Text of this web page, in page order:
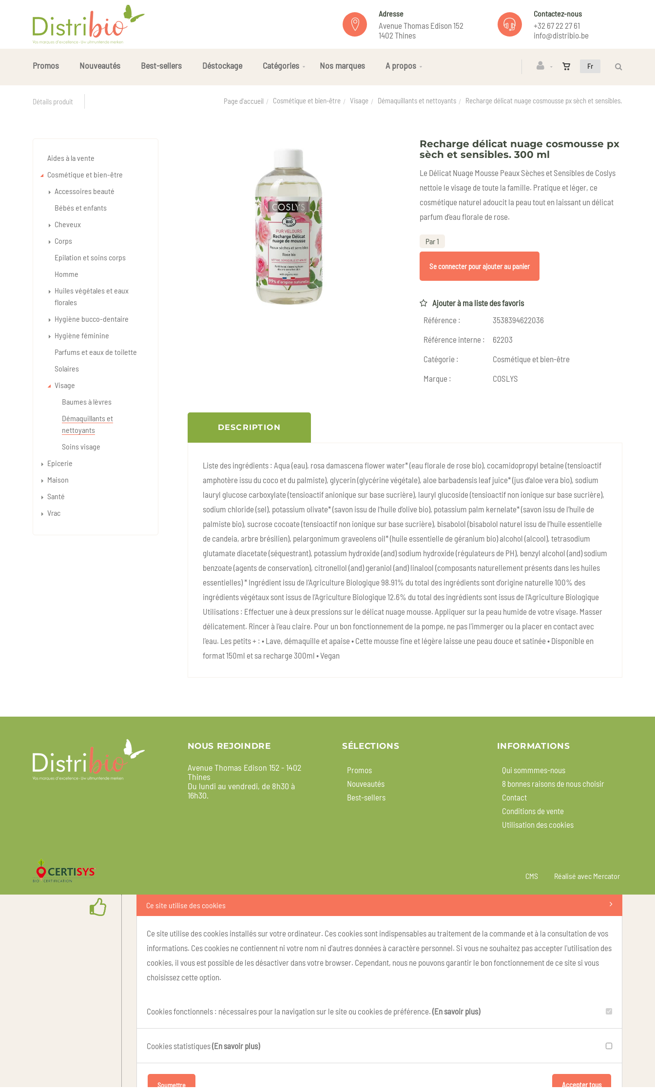
Adresse
Avenue Thomas Edison 152
1402 Thines
Contactez-nous
+32 67 22 27 61
info@distribio.be
Fr
Promos Nouveautés Best-sellers Déstockage Catégories Nos marques A propos
Détails produit Page d'accueil Cosmétique et bien-être Visage Démaquillants et nettoyants Recharge délicat nuage cosmousse px sèch et sensibles.
Recharge délicat nuage cosmousse px
sèch et sensibles. 300 ml
Le Délicat Nuage Mousse Peaux Sèches et Sensibles de Coslys
nettoie le visage de toute la famille. Pratique et léger, ce
cosmétique naturel adoucit la peau tout en laissant un délicat
parfum d’eau florale de rose.
Par 1
Se connecter pour ajouter au panier
Ajouter à ma liste des favoris
Référence :
3538394622036
Référence interne :
62203
Catégorie :
Cosmétique et bien-être
Marque :
COSLYS
DESCRIPTION
Liste des ingrédients : Aqua (eau), rosa damascena flower water* (eau florale de rose bio), cocamidopropyl betaine (tensioactif
amphotère issu du coco et du palmiste), glycerin (glycérine végétale), aloe barbadensis leaf juice* (jus d’aloe vera bio), sodium
lauryl glucose carboxylate (tensioactif anionique sur base sucrière), lauryl glucoside (tensioactif non ionique sur base sucrière),
sodium chloride (sel), potassium olivate* (savon issu de l’huile d’olive bio), potassium palm kernelate* (savon issu de l’huile de
palmiste bio), sucrose cocoate (tensioactif non ionique sur base sucrière), bisabolol (bisabolol naturel issu de l’huile essentielle
de candeia, arbre brésilien), pelargonimum graveolens oil* (huile essentielle de géranium bio) alcohol (alcool), tetrasodium
glutamate diacetate (séquestrant), potassium hydroxide (and) sodium hydroxide (régulateurs de PH), benzyl alcohol (and) sodium
benzoate (agents de conservation), citronellol (and) geraniol (and) linalool (composants naturellement présents dans les huiles
essentielles) * Ingrédient issu de l’Agriculture Biologique 98.91% du total des ingrédients sont d’origine naturelle 100% des
ingrédients végétaux sont issus de l’Agriculture Biologique 12.6% du total des ingrédients sont issus de l’Agriculture Biologique
Utilisations : Effectuer une à deux pressions sur le délicat nuage mousse. Appliquer sur la peau humide de votre visage. Masser
délicatement. Rincer à l’eau claire. Pour un bon fonctionnement de la pompe, ne pas l'immerger ou la placer en contact avec
l'eau. Les petits + : • Lave, démaquille et apaise • Cette mousse fine et légère laisse une peau douce et satinée • Disponible en
format 150ml et sa recharge 300ml • Vegan
Aides à la vente
Cosmétique et bien-être
Accessoires beauté
Bébés et enfants
Cheveux
Corps
Epilation et soins corps
Homme
Huiles végétales et eaux
florales
Hygiène bucco-dentaire
Hygiène féminine
Parfums et eaux de toilette
Solaires
Visage
Baumes à lèvres
Démaquillants et
nettoyants
Soins visage
Epicerie
Maison
Santé
Vrac
NOUS REJOINDRE
Avenue Thomas Edison 152 - 1402
Thines
Du lundi au vendredi, de 8h30 à
16h30.
SÉLECTIONS
Promos
Nouveautés
Best-sellers
INFORMATIONS
Qui sommmes-nous
8 bonnes raisons de nous choisir
Contact
Conditions de vente
Utilisation des cookies
CMS Réalisé avec Mercator
Ce site utilise des cookies
Ce site utilise des cookies installés sur votre ordinateur. Ces cookies sont indispensables au traitement de la commande et à la consultation de vos
informations. Ces cookies ne contiennent ni votre nom ni d'autres données à caractère personnel. Si vous ne souhaitez pas accepter l'utilisation des
cookies, il vous est possible de les désactiver dans votre browser. Cependant, nous ne pouvons garantir le bon fonctionnement de ce site si vous
choisissez cette option.
Cookies fonctionnels : nécessaires pour la navigation sur le site ou cookies de préférence. (En savoir plus)
Cookies statistiques(En savoir plus)
Soumettre Accepter tous